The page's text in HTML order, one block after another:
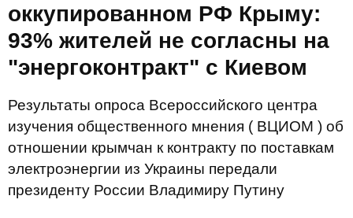
оккупированном РФ Крыму:
93% жителей не согласны на
"энергоконтракт" с Киевом
Результаты опроса Всероссийского центра
изучения общественного мнения ( ВЦИОМ ) об
отношении крымчан к контракту по поставкам
электроэнергии из Украины передали
президенту России Владимиру Путину